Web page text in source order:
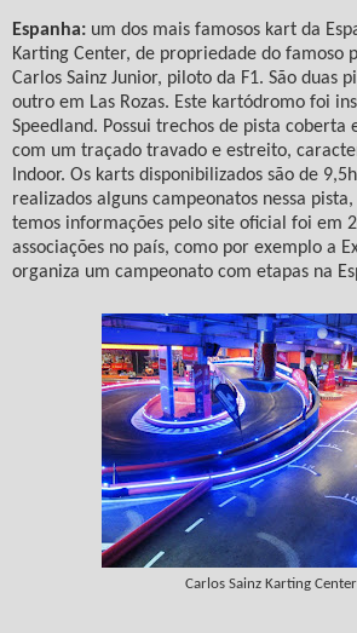
Espanha: um dos mais famosos kart da
Karting Center, de propriedade do famoso
Carlos Sainz Junior, piloto da F1. São duas
outro em Las Rozas. Este kartódromo foi
Speedland. Possui trechos de pista coberta
com um traçado travado e estreito,
Indoor. Os karts disponibilizados são de
realizados alguns campeonatos nessa
temos informações pelo site oficial foi em
associações no país, como por exemplo a
organiza um campeonato com etapas na
Carlos Sainz Karting Center